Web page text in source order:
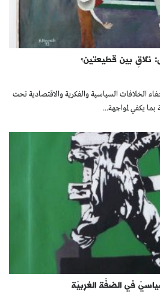
تلاقٍ بين قطيعتين؟
الخلافات السياسية والفكرية والاقتصادية تحت
يكفي لمواجهة...
في الضفّة الغربيّة